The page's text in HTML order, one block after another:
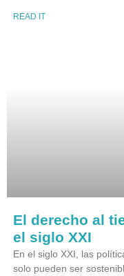
READ IT
El derecho al
el siglo XXI
En el siglo XXI, las
solo pueden ser